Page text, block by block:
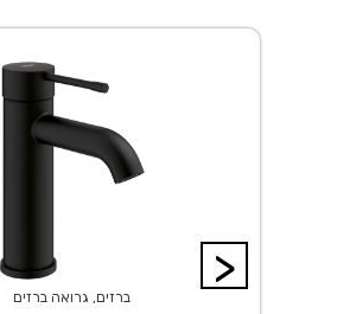
>
ברזים, גרואה ברזים